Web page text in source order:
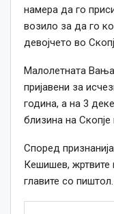
намера да го
возило за да го
девојчето во
Малолетната
пријавени за
година, а на 3
близина на Скопје
Според
Кешишев, жртвите
главите со пиштол.